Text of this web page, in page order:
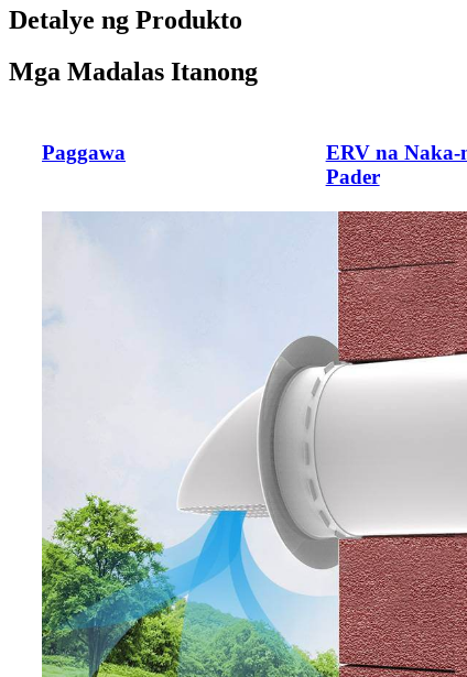
Detalye ng Produkto
Mga Madalas Itanong
Paggawa
ERV na Naka-
Pader